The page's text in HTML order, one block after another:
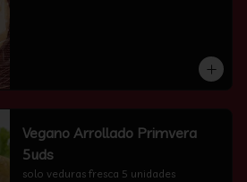
Vegano Arrollado Primvera
5uds
solo veduras fresca 5 unidades